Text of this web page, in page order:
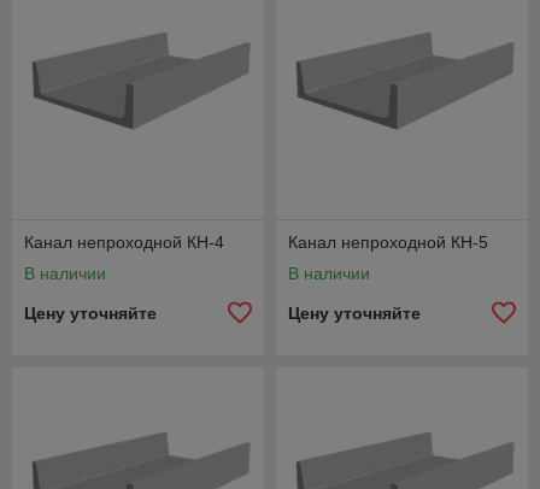
Канал непроходной КН-4
В наличии
Цену уточняйте
Канал непроходной КН-5
В наличии
Цену уточняйте